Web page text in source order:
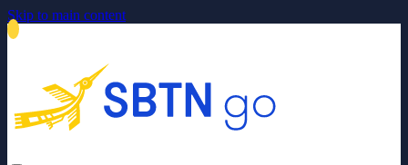
Skip to main content